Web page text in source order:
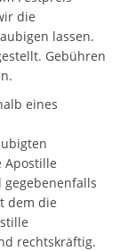
die
lassen.
Gebühren
eines
Apostille
dem die
rechtskräftig.